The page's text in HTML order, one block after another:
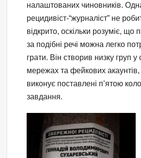
налаштованих чиновників.
рецидивіст-“журналіст” не
відкрито, оскільки розуміє, що
за подібні речі можна легко
грати. Він створив низку груп у
мережах та фейкових акаунтів,
виконує поставлені п’ятою
завдання.